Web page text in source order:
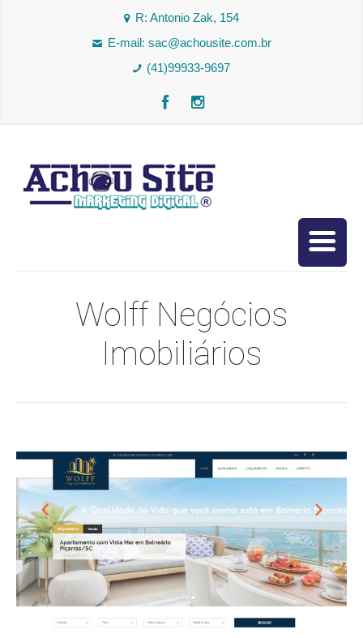
R: Antonio Zak, 154
E-mail: sac@achousite.com.br
(41)99933-9697
Wolff Negócios
Imobiliários